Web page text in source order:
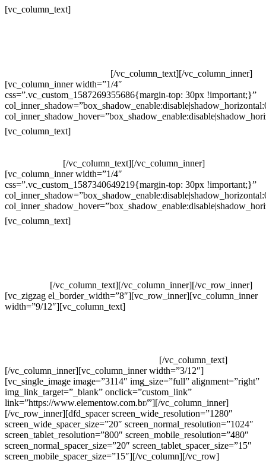
[vc_column_text]
[/vc_column_text][/vc_column_inner]
[vc_column_inner width=”1/4″
css=”.vc_custom_1587269355686{margin-top: 30px !important;}”
[vc_column_text]
[/vc_column_text][/vc_column_inner]
[vc_column_inner width=”1/4″
css=”.vc_custom_1587340649219{margin-top: 30px !important;}”
[vc_column_text]
[/vc_column_text][/vc_column_inner][/vc_row_inner]
[vc_zigzag el_border_width=”8″][vc_row_inner][vc_column_inner
width=”9/12″][vc_column_text]
[/vc_column_text]
[/vc_column_inner][vc_column_inner width=”3/12″]
[vc_single_image image=”3114″ img_size=”full” alignment=”right”
img_link_target=”_blank” onclick=”custom_link”
link=”https://www.elementow.com.br/”][/vc_column_inner]
[/vc_row_inner][dfd_spacer screen_wide_resolution=”1280″
screen_wide_spacer_size=”20″ screen_normal_resolution=”1024″
screen_tablet_resolution=”800″ screen_mobile_resolution=”480″
screen_normal_spacer_size=”20″ screen_tablet_spacer_size=”15″
screen_mobile_spacer_size=”15″][/vc_column][/vc_row]